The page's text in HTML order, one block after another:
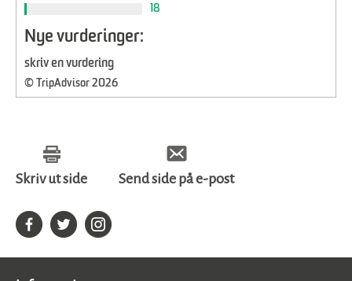
18
Nye vurderinger:
skriv en vurdering
© TripAdvisor 2026
Skriv ut side Send side på e-post